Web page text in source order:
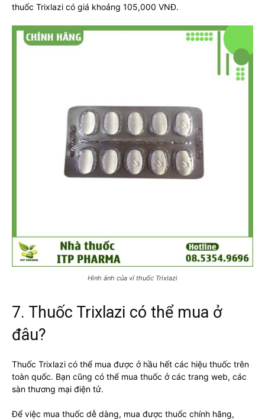
thuốc Trixlazi có giá khoảng 105,000 VNĐ.
Hình ảnh của vỉ thuốc Trixlazi
7. Thuốc Trixlazi có thể mua ở
đâu?
Thuốc Trixlazi có thể mua được ở hầu hết các hiệu thuốc trên
toàn quốc. Bạn cũng có thể mua thuốc ở các trang web, các
sàn thương mại điện tử.
Để việc mua thuốc dễ dàng, mua được thuốc chính hãng,